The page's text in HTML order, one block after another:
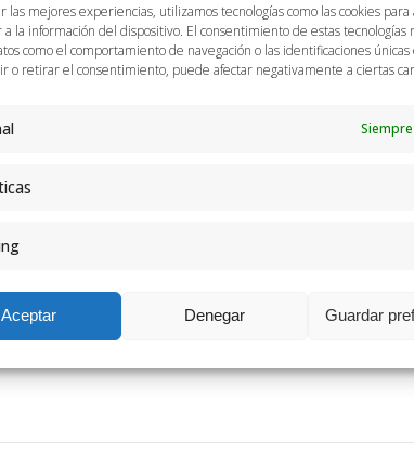
las mejores experiencias, utilizamos tecnologías como las cookies
a la información del dispositivo. El consentimiento de estas tecnologías
como el comportamiento de navegación o las identificaciones
o retirar el consentimiento, puede afectar negativamente a ciertas
Aceptar Denegar Guardar
Cada modelo
diferentes y
tejido o color,